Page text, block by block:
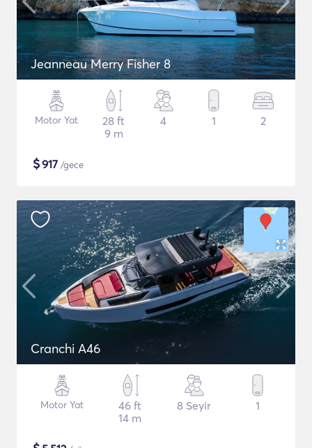
Jeanneau Merry Fisher 8
Motor Yat
28 ft
9 m
4 1 2
$917 /gece
Cranchi A46
Motor Yat
46 ft
14 m
8 Seyir 1